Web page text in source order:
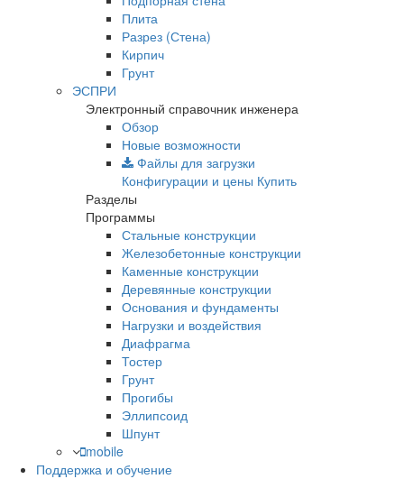
Плита
Разрез (Стена)
Кирпич
Грунт
ЭСПРИ
Электронный справочник инженера
Обзор
Новые возможности
Файлы для загрузки
Конфигурации и цены Купить
Разделы
Программы
Стальные конструкции
Железобетонные конструкции
Каменные конструкции
Деревянные конструкции
Основания и фундаменты
Нагрузки и воздействия
Диафрагма
Тостер
Грунт
Прогибы
Эллипсоид
Шпунт
mobile
Поддержка и обучение